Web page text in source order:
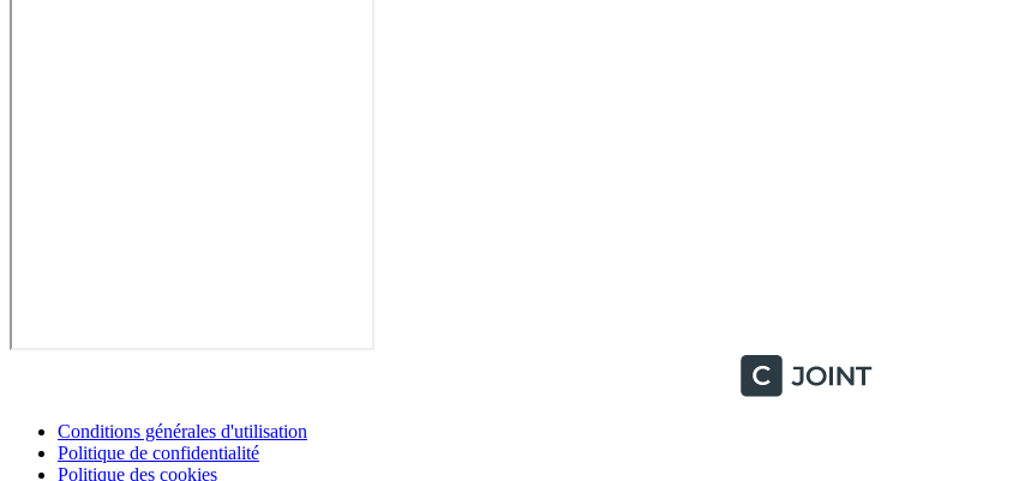
Conditions générales d'utilisation
Politique de confidentialité
Politique des cookies